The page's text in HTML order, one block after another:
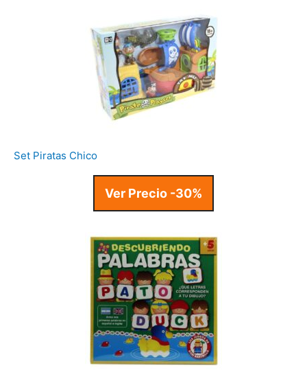
Set Piratas Chico
Ver Precio -30%